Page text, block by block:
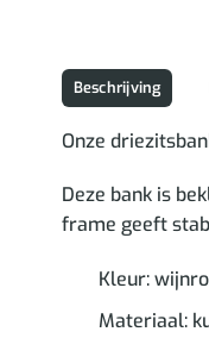
Beschrijving
Onze
Deze bank is
frame geeft
Kleur:
Materiaal: